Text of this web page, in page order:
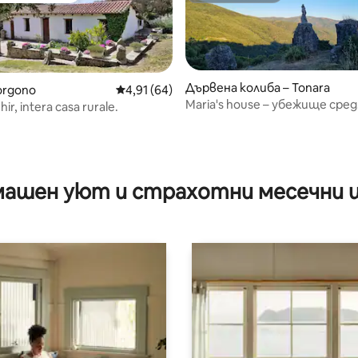
5, 12 отзива
Средна оценка: 4,91 от 5, 64 отзива
4,91 (64)
intera casa rurale.
Дървена колиба – Tonara
Maria's house – убежище сред
уют и страхотни месечни